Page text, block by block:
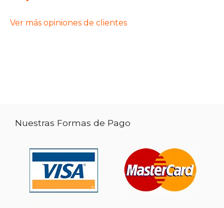
Ver más opiniones de clientes
Nuestras Formas de Pago